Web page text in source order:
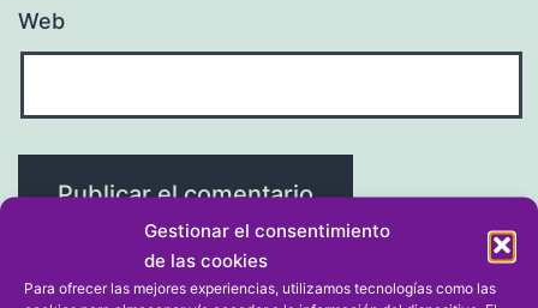
Gestionar el consentimiento
de las cookies
Para ofrecer las mejores experiencias, utilizamos tecnologías como las
Web